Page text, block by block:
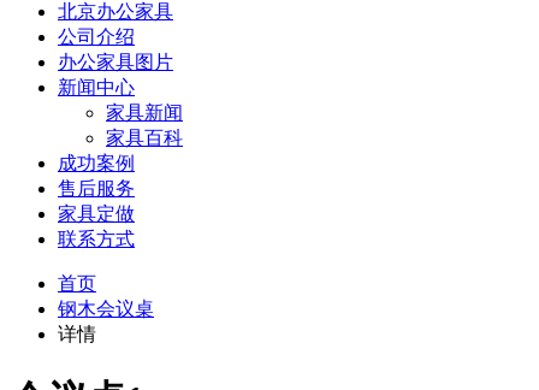
北京办公家具
公司介绍
办公家具图片
新闻中心
家具新闻
家具百科
成功案例
售后服务
家具定做
联系方式
首页
钢木会议桌
详情